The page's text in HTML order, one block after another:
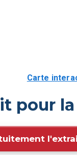
Carte
pour